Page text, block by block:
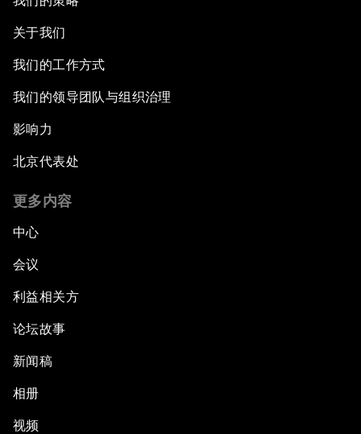
关于我们
我们的工作方式
我们的领导团队与组织治理
影响力
北京代表处
更多内容
中心
会议
利益相关方
论坛故事
新闻稿
相册
视频